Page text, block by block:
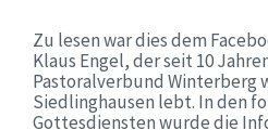
Zu lesen war dies dem
Klaus Engel, der seit 10
Pastoralverbund Winterberg
Siedlinghausen lebt. In den
Gottesdiensten wurde die